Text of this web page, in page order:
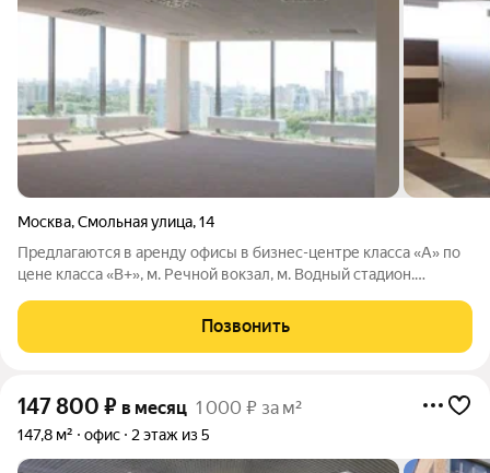
Москва,Смольная улица,14
Предлагаются в аренду офисы в бизнес-центре класса «А» по
цене класса «В+», м. Речной вокзал, м. Водный стадион.
м. Офисы с кабинетной «нарезкой» от 14 кв.м до 3000 кв. м.
Высококачественная
Позвонить
147 800 ₽ в месяц 1 000 ₽ за м²
147,8 м² офис 2 этаж из 5